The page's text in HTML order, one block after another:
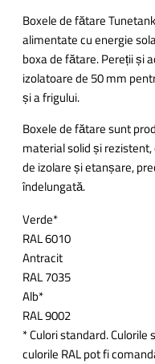
Boxele de fătare
alimentate cu energie
boxa de fătare. Pereții și
izolatoare de 50 mm
și a frigului.
Boxele de fătare sunt
material solid și
de izolare și etanșare,
îndelungată.
Verde*
RAL 6010
Antracit
RAL 7035
Alb*
RAL 9002
* Culori standard.
culorile RAL pot fi